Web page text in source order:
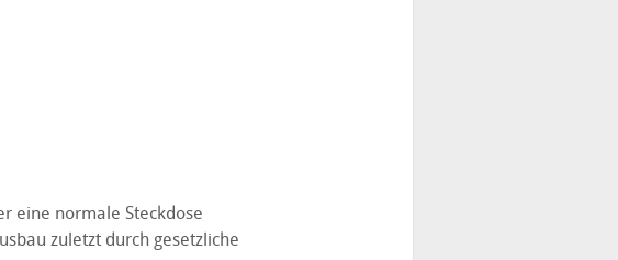
eine normale Steckdose
zuletzt durch gesetzliche